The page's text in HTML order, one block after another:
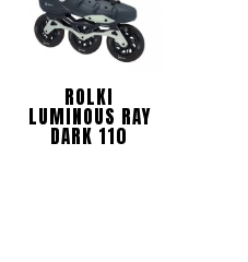
ROLKI
LUMINOUS RAY
DARK 110